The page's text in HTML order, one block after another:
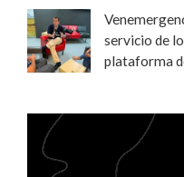
servicio de
plataforma